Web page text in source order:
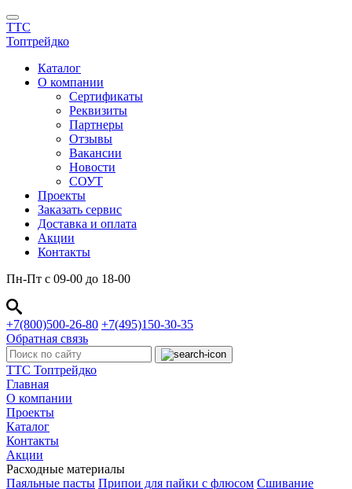
TTC
Топтрейдко
Каталог
О компании
Сертификаты
Реквизиты
Партнеры
Отзывы
Вакансии
Новости
СОУТ
Проекты
Заказать сервис
Доставка и оплата
Акции
Контакты
Пн-Пт с 09-00 до 18-00
+7(800)500-26-80 +7(495)150-30-35
Обратная связь
TTC Топтрейдко
Главная
О компании
Проекты
Каталог
Контакты
Акции
Расходные материалы
Паяльные пасты Припои для пайки с флюсом Сшивание